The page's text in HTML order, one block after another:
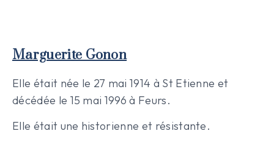
Marguerite Gonon
Elle était née le 27 mai 1914 à St Etienne et
décédée le 15 mai 1996 à Feurs.
Elle était une historienne et résistante.